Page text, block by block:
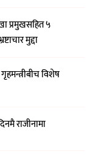
प्रमुखसहित ५
मुद्दा
गृहमन्त्रीबीच विशेष
राजीनामा